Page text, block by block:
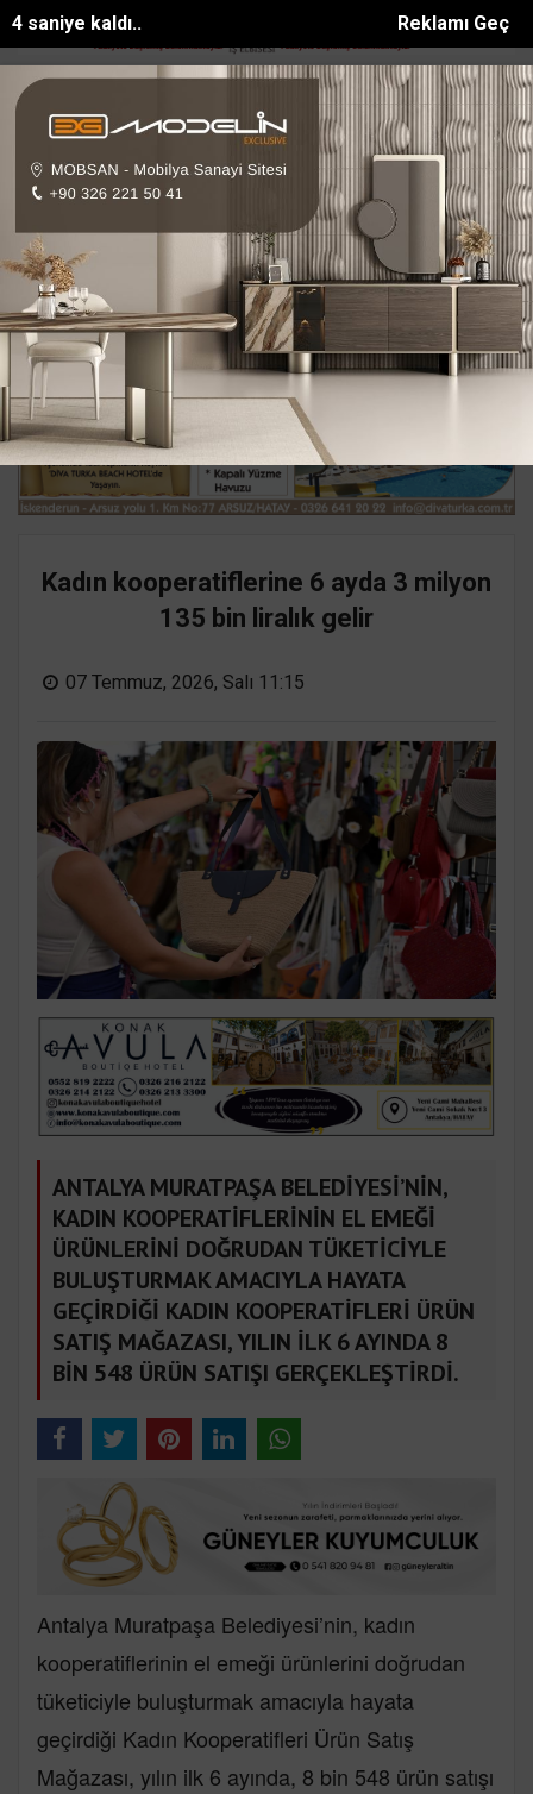
Reklamı Geç
3 saniye kaldı..
Pasajda ölü bulunan Eyüp Can davası sürüyor Manavgat
Ana Sayfa EKONOMİ
Kadın kooperatiflerine 6 ayda 3 milyon
135 bin liralık gelir
07 Temmuz, 2026, Salı 11:15
ANTALYA MURATPAŞA BELEDİYESİ’NİN,
KADIN KOOPERATİFLERİNİN EL EMEĞİ
ÜRÜNLERİNİ DOĞRUDAN TÜKETİCİYLE
BULUŞTURMAK AMACIYLA HAYATA
GEÇİRDİĞİ KADIN KOOPERATİFLERİ ÜRÜN
SATIŞ MAĞAZASI, YILIN İLK 6 AYINDA 8
BİN 548 ÜRÜN SATIŞI GERÇEKLEŞTİRDİ.
Antalya Muratpaşa Belediyesi’nin, kadın
kooperatiflerinin el emeği ürünlerini doğrudan
tüketiciyle buluşturmak amacıyla hayata
geçirdiği Kadın Kooperatifleri Ürün Satış
Mağazası, yılın ilk 6 ayında, 8 bin 548 ürün satışı